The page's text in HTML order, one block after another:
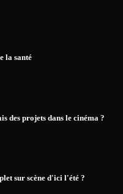
la santé
des projets dans le cinéma ?
sur scène d'ici l'été ?